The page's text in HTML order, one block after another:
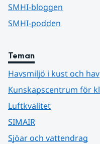
SMHI-bloggen
SMHI-podden
Teman
Havsmiljö i kust och hav
Kunskapscentrum för
Luftkvalitet
SIMAIR
Sjöar och vattendrag